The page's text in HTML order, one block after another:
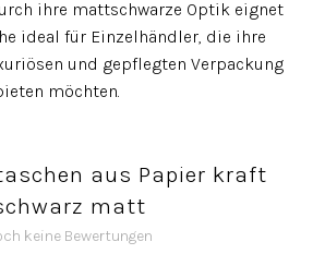
ihre mattschwarze Optik eignet
ideal für Einzelhändler, die ihre
und gepflegten Verpackung
möchten.
aus Papier kraft
matt
keine Bewertungen